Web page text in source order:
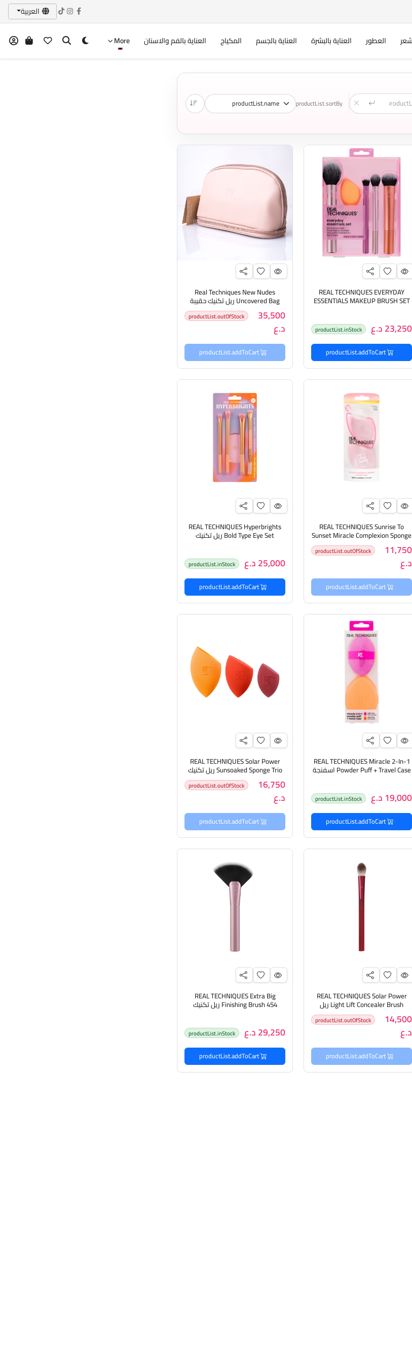
العربية
العطور العناية بالبشرة العناية بالجسم المكياج العناية بالفم والاسنان More
productList.sortBy
REAL TECHNIQUES EVERYDAY
ESSENTIALS MAKEUP BRUSH SET
23,250 د.ع productList.inStock
productList.addToCart
Real Techniques New Nudes
Uncovered Bag ريل تكنيك حقيبة
لحفظ فرش المكياج35,500
د.ع
productList.outOfStock
productList.addToCart
REAL TECHNIQUES Sunrise To
Sunset Miracle Complexion Sponge
+ Travel Case ريل تكنيك اسفنجة
مكياج مع حافظة 11,750
د.ع
productList.outOfStock
productList.addToCart
REAL TECHNIQUES Hyperbrights
Bold Type Eye Set ريل تكنيك
مجموعة فرش دمج للعيون
25,000 د.ع productList.inStock
productList.addToCart
REAL TECHNIQUES Miracle 2-In-1
Powder Puff + Travel Case اسفنجة
19,000 د.ع productList.inStock
productList.addToCart
REAL TECHNIQUES Solar Power
Sunsoaked Sponge Trio ريل تكنيك
مجموعة أسفنجات للبشرة16,750
د.ع
productList.outOfStock
productList.addToCart
REAL TECHNIQUES Solar Power
Light Lift Concealer Brush ريل
تكنيك فرشاة الكونسيلر14,500
د.ع
productList.outOfStock
productList.addToCart
REAL TECHNIQUES Extra Big
Finishing Brush 454 ريل تكنيك
فرشاة للوجه بالحجم الكبير
29,250 د.ع productList.inStock
productList.addToCart